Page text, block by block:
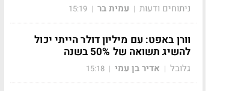
ניתוחים ודעות | עמית בר |
15:19
וורן באפט: עם מיליון דולר הייתי יכול
להשיג תשואה של 50% בשנה
גלובל | אדיר בן עמי |
15:18